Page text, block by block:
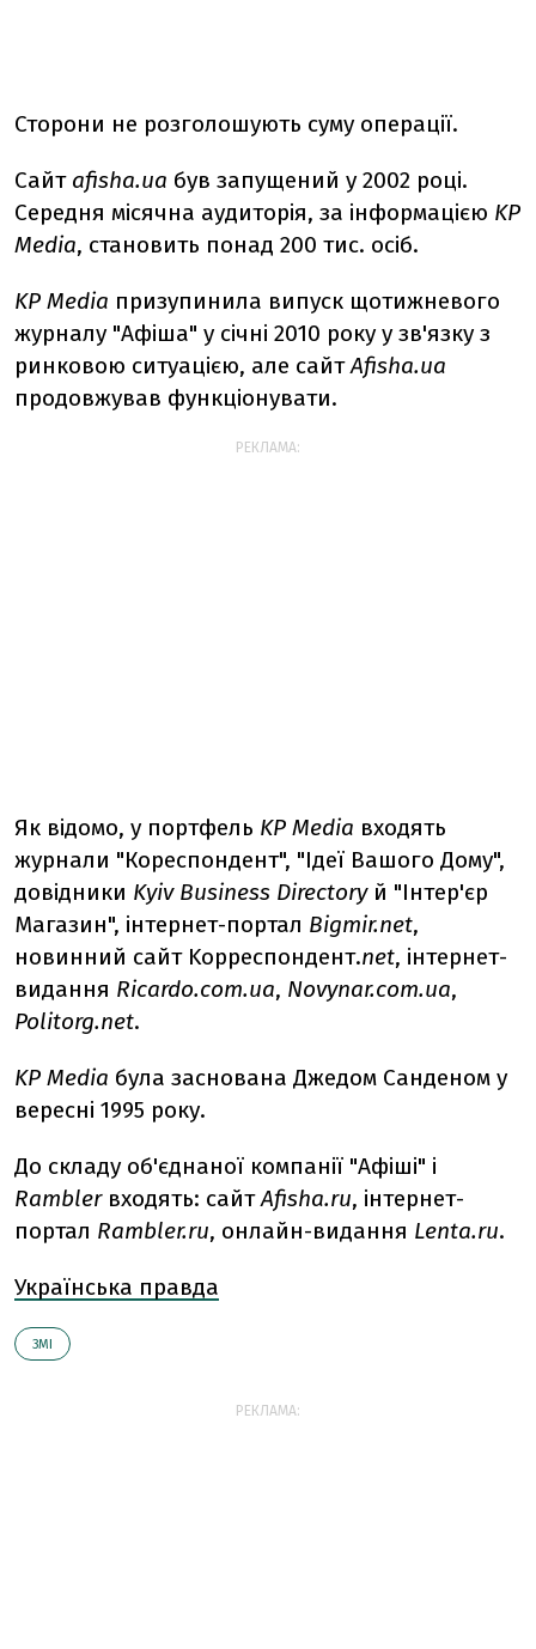
Сторони не розголошують суму операції.
Сайт afisha.ua був запущений у 2002 році.
Середня місячна аудиторія, за інформацією KP
Media, становить понад 200 тис. осіб.
KP Media призупинила випуск щотижневого
журналу "Афіша" у січні 2010 року у зв'язку з
ринковою ситуацією, але сайтАfisha.ua
продовжував функціонувати.
РЕКЛАМА:
Як відомо, у портфель KP Media входять
журнали "Кореспондент", "Ідеї Вашого Дому",
довідники Kyiv Business Directoryй "Інтер'єр
Магазин", інтернет-портал Bigmir.net,
новинний сайт Kорреспондент.net, інтернет-
видання Ricardo.com.ua, Novynar.com.ua,
Politorg.net.
KP Media була заснована Джедом Санденом у
вересні 1995 року.
До складу об'єднаної компанії "Афіші" і
Rambler входять: сайтAfisha.ru, інтернет-
портал Rambler.ru, онлайн-видання Lenta.ru.
Українська правда
ЗМІ
РЕКЛАМА: